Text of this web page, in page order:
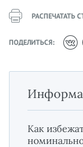
РАСПЕЧАТАТЬ
ПОДЕЛИТЬСЯ:
Как